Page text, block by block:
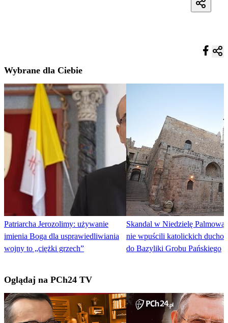
Wybrane dla Ciebie
Patriarcha Jerozolimy: używanie
imienia Boga dla usprawiedliwiania
wojny to „ciężki grzech”
Skandal w Niedzielę
nie wpuścili katolickich
do Bazyliki Grobu Pańskiego
Oglądaj na PCh24 TV